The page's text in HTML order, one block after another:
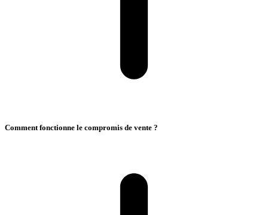
Comment fonctionne le compromis de vente ?